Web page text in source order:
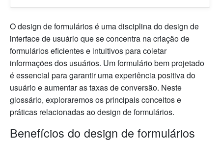
O design de formulários é uma disciplina do design de
interface de usuário que se concentra na criação de
formulários eficientes e intuitivos para coletar
informações dos usuários. Um formulário bem projetado
é essencial para garantir uma experiência positiva do
usuário e aumentar as taxas de conversão. Neste
glossário, exploraremos os principais conceitos e
práticas relacionadas ao design de formulários.
Benefícios do design de formulários